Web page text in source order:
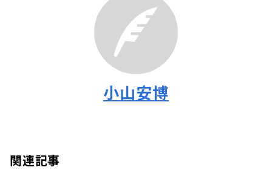
小山安博
関連記事